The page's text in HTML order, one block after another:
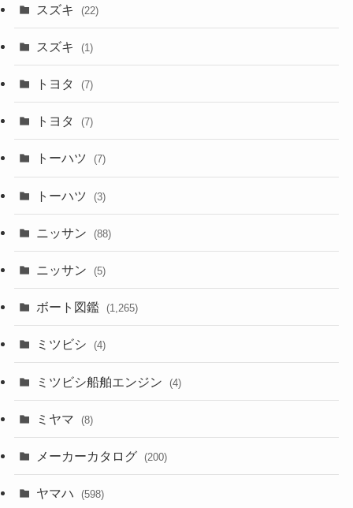
スズキ (22)
スズキ (1)
トヨタ (7)
トヨタ (7)
トーハツ (7)
トーハツ (3)
ニッサン (88)
ニッサン (5)
ボート図鑑 (1,265)
ミツビシ (4)
ミツビシ船舶エンジン (4)
ミヤマ (8)
メーカーカタログ (200)
ヤマハ (598)